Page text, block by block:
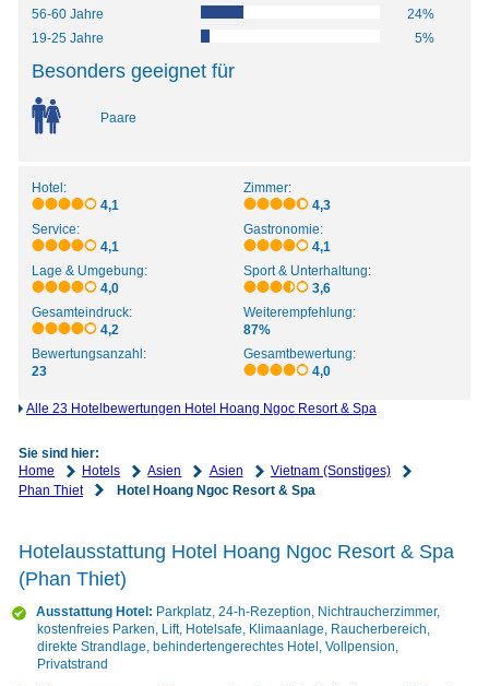
56-60 Jahre
24%
19-25 Jahre
5%
Besonders geeignet für
Paare
Hotel:
4,1
Zimmer:
4,3
Service:
4,1
Gastronomie:
4,1
Lage & Umgebung:
4,0
Sport & Unterhaltung:
3,6
Gesamteindruck:
4,2
Weiterempfehlung:
87%
Bewertungsanzahl:
23
Gesamtbewertung:
4,0
Alle 23 Hotelbewertungen Hotel Hoang Ngoc Resort & Spa
Sie sind hier:
Home
Hotels Asien Asien
Vietnam (Sonstiges)
Phan Thiet
Hotel Hoang Ngoc Resort & Spa
Hotelausstattung Hotel Hoang Ngoc Resort & Spa
(Phan Thiet)
Ausstattung Hotel: Parkplatz, 24-h-Rezeption, Nichtraucherzimmer,
kostenfreies Parken, Lift, Hotelsafe, Klimaanlage, Raucherbereich,
direkte Strandlage, behindertengerechtes Hotel, Vollpension,
Privatstrand